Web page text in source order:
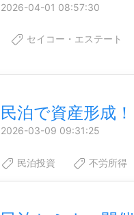
2026-04-01 08:57:30
セイコー・エステート
民泊で資産形成！
2026-03-09 09:31:25
民泊投資 不労所得